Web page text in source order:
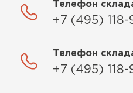
Телефон
+7 (495) 118-
Телефон
+7 (495)